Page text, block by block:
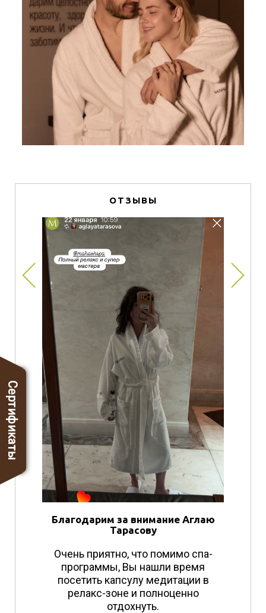
ОТЗЫВЫ
Благодарим за внимание Аглаю
Тарасову
Очень приятно, что помимо спа-
программы, Вы нашли время
посетить капсулу медитации в
релакс-зоне и полноценно
отдохнуть.
Сертификаты